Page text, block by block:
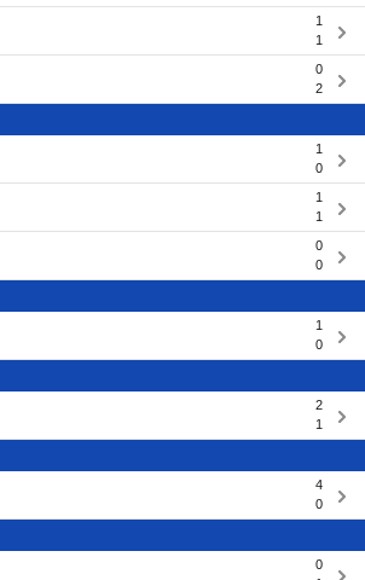
1
1
0
2
1
0
1
1
0
0
1
0
2
1
4
0
0